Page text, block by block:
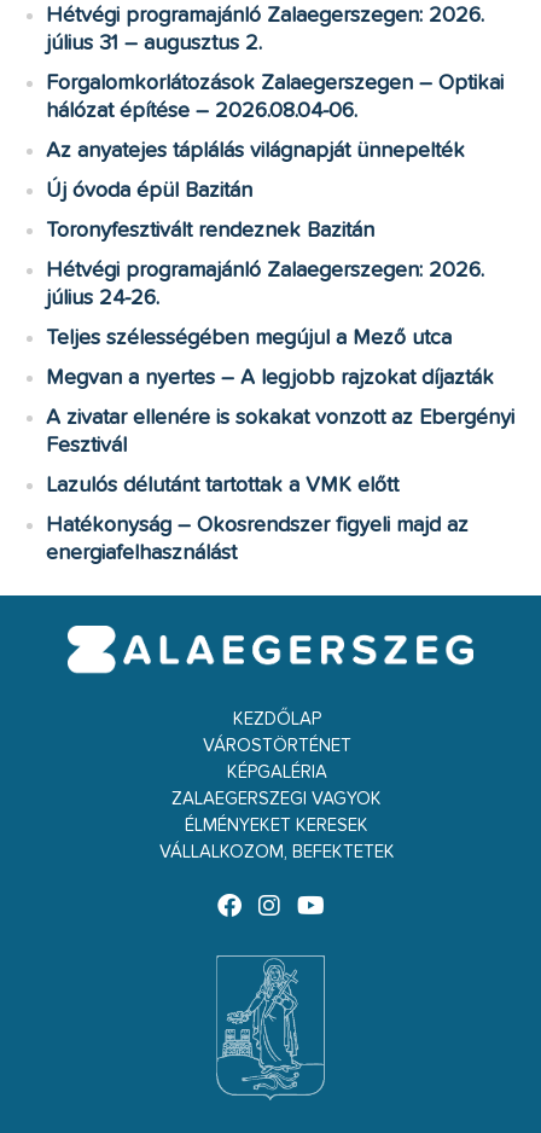
Hétvégi programajánló Zalaegerszegen: 2026.
július 31 – augusztus 2.
Forgalomkorlátozások Zalaegerszegen – Optikai
hálózat építése – 2026.08.04-06.
Az anyatejes táplálás világnapját ünnepelték
Új óvoda épül Bazitán
Toronyfesztivált rendeznek Bazitán
Hétvégi programajánló Zalaegerszegen: 2026.
július 24-26.
Teljes szélességében megújul a Mező utca
Megvan a nyertes – A legjobb rajzokat díjazták
A zivatar ellenére is sokakat vonzott az Ebergényi
Fesztivál
Lazulós délutánt tartottak a VMK előtt
Hatékonyság – Okosrendszer figyeli majd az
energiafelhasználást
KEZDŐLAP
VÁROSTÖRTÉNET
KÉPGALÉRIA
ZALAEGERSZEGI VAGYOK
ÉLMÉNYEKET KERESEK
VÁLLALKOZOM, BEFEKTETEK